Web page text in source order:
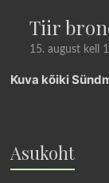
Tiir
15. august kell
Kuva kõiki
Asukoht